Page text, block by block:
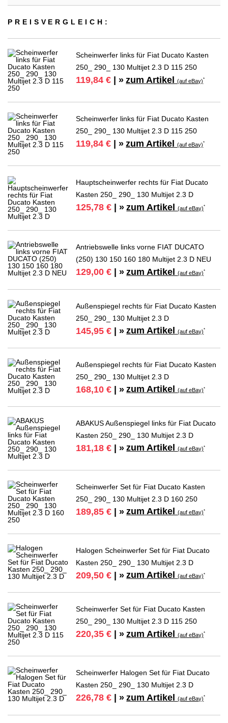
PREIS­VER­GLEICH:
Scheinwerfer links für Fiat Ducato Kasten
250_ 290_ 130 Multijet 2.3 D 115 250
119,84 € | » zum Artikel(auf eBay)*
Scheinwerfer links für Fiat Ducato Kasten
250_ 290_ 130 Multijet 2.3 D 115 250
119,84 € | » zum Artikel(auf eBay)*
Hauptscheinwerfer rechts für Fiat Ducato
Kasten 250_ 290_ 130 Multijet 2.3 D
125,78 € | » zum Artikel(auf eBay)*
Antriebswelle links vorne FIAT DUCATO
(250) 130 150 160 180 Multijet 2.3 D NEU
129,00 € | » zum Artikel(auf eBay)*
Außenspiegel rechts für Fiat Ducato Kasten
250_ 290_ 130 Multijet 2.3 D
145,95 € | » zum Artikel(auf eBay)*
Außenspiegel rechts für Fiat Ducato Kasten
250_ 290_ 130 Multijet 2.3 D
168,10 € | » zum Artikel(auf eBay)*
ABAKUS Außenspiegel links für Fiat Ducato
Kasten 250_ 290_ 130 Multijet 2.3 D
181,18 € | » zum Artikel(auf eBay)*
Scheinwerfer Set für Fiat Ducato Kasten
250_ 290_ 130 Multijet 2.3 D 160 250
189,85 € | » zum Artikel(auf eBay)*
Halogen Scheinwerfer Set für Fiat Ducato
Kasten 250_ 290_ 130 Multijet 2.3 D
209,50 € | » zum Artikel(auf eBay)*
Scheinwerfer Set für Fiat Ducato Kasten
250_ 290_ 130 Multijet 2.3 D 115 250
220,35 € | » zum Artikel(auf eBay)*
Scheinwerfer Halogen Set für Fiat Ducato
Kasten 250_ 290_ 130 Multijet 2.3 D
226,78 € | » zum Artikel(auf eBay)*